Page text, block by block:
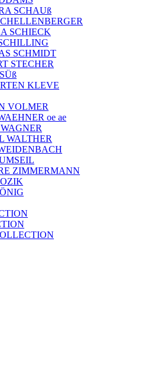
SCHAUß
SCHIECK
SCHMIDT
STECHER
KLEVE
VOLMER
oe ae
WALTHER
ZIMMERMANN